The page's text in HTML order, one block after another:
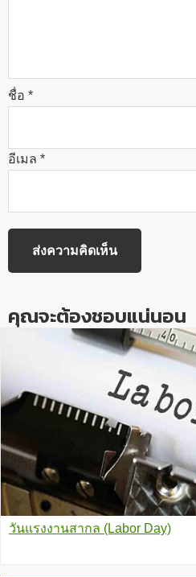
ชื่อ *
อีเมล *
คุณจะต้องชอบแน่นอน
วันแรงงานสากล (Labor Day)